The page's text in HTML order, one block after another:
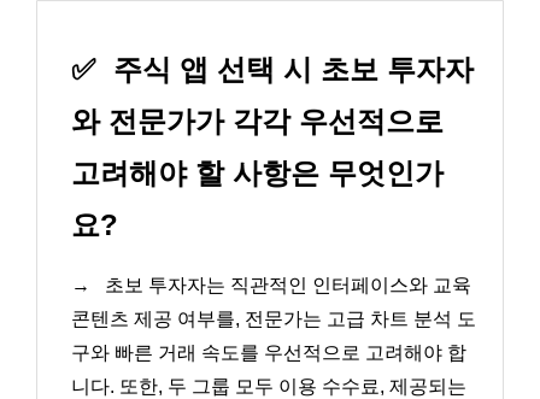
✅ 주식 앱 선택 시 초보 투자자
와 전문가가 각각 우선적으로
고려해야 할 사항은 무엇인가
요?
→
초보 투자자는 직관적인 인터페이스와 교육
콘텐츠 제공 여부를, 전문가는 고급 차트 분석 도
구와 빠른 거래 속도를 우선적으로 고려해야 합
니다. 또한, 두 그룹 모두 이용 수수료, 제공되는